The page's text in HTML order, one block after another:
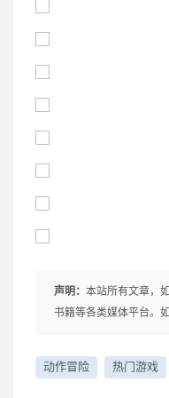
声明： 本站所有文章，
书籍等各类媒体平台。
动作冒险 热门游戏